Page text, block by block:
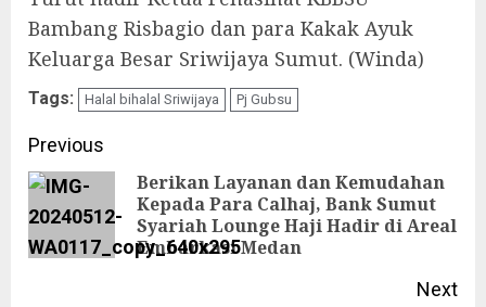
Bambang Risbagio dan para Kakak Ayuk
Keluarga Besar Sriwijaya Sumut. (Winda)
Tags: Halal bihalal Sriwijaya Pj Gubsu
Continue
Reading
Previous
Berikan Layanan dan Kemudahan
Kepada Para Calhaj, Bank Sumut
Syariah Lounge Haji Hadir di Areal
Embarkasi Medan
Next